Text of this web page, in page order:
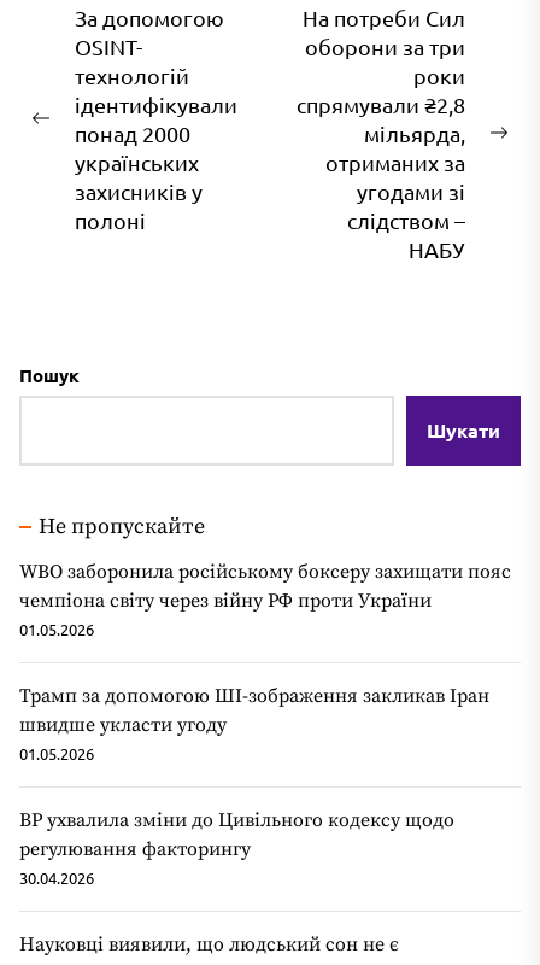
Навігація
записів
Попередній
запис:
За допомогою
OSINT-
технологій
ідентифікували
понад 2000
українських
захисників у
полоні
На потреби Сил
оборони за три
роки
спрямували ₴2,8
мільярда,
отриманих за
угодами зі
слідством –
НАБУ
Пошук
Шукати
Не пропускайте
WBO заборонила російському боксеру захищати пояс
чемпіона світу через війну РФ проти України
01.05.2026
Трамп за допомогою ШІ-зображення закликав Іран
швидше укласти угоду
01.05.2026
ВР ухвалила зміни до Цивільного кодексу щодо
регулювання факторингу
30.04.2026
Науковці виявили, що людський сон не є